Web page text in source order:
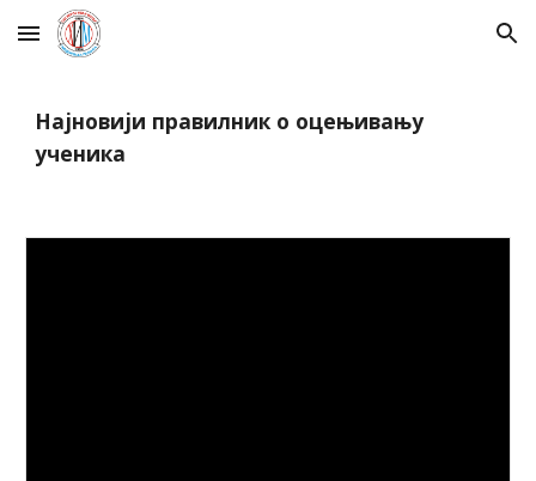
Skip to main content Skip to navigation
Најновији правилник о оцењивању
ученика